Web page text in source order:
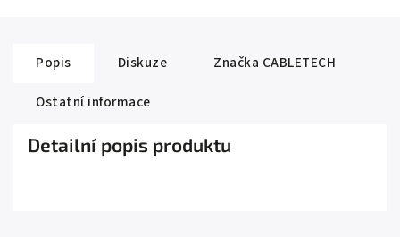
Popis Diskuze Značka CABLETECH
Ostatní informace
Detailní popis produktu